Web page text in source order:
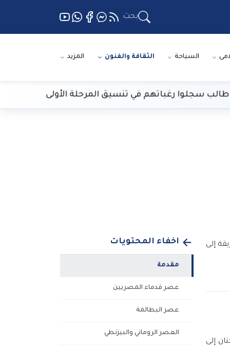
بحث
السياحة الثقافة والفنون المزيد
الارصاد: طقس
إلى
إلى
اخفاء المحتويات
مقدمة
عصر قدماء المصريين
عصر البطالمة
العصر الروماني والبيزنطي